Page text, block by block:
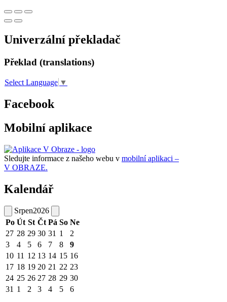
Univerzální překladač
Překlad (translations)
Select Language ▼
Facebook
Mobilní aplikace
Sledujte informace z našeho webu v mobilní aplikaci –
V OBRAZE.
Kalendář
Srpen2026
Po Út St Čt Pá So Ne
27 28 29 30 31 1
2
3
4 5 6 7 8
9
10 11 12 13 14 15 16
17 18 19 20 21 22 23
24 25 26 27 28 29 30
31 1 2 3 4 5 6